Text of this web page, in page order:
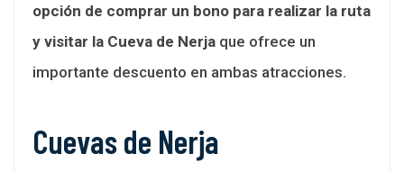
opción de comprar un bono para realizar la ruta
y visitar la Cueva de Nerja que ofrece un
importante descuento en ambas atracciones.
Cuevas de Nerja